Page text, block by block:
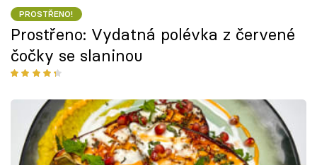
PROSTŘENO!
Prostřeno: Vydatná polévka z červené
čočky se slaninou